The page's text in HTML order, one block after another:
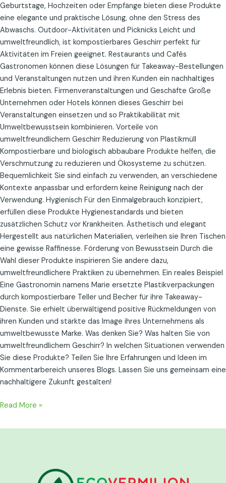
Geburtstage, Hochzeiten oder Empfänge bieten diese Produkte
eine elegante und praktische Lösung, ohne den Stress des
Abwaschs. Outdoor-Aktivitäten und Picknicks Leicht und
umweltfreundlich, ist kompostierbares Geschirr perfekt für
Aktivitäten im Freien geeignet. Restaurants und Cafés
Gastronomen können diese Lösungen für Takeaway-Bestellungen
und Veranstaltungen nutzen und ihren Kunden ein nachhaltiges
Erlebnis bieten. Firmenveranstaltungen und Geschäfte Große
Unternehmen oder Hotels können dieses Geschirr bei
Veranstaltungen einsetzen und so Praktikabilität mit
Umweltbewusstsein kombinieren. Vorteile von
umweltfreundlichem Geschirr Reduzierung von Plastikmüll
Kompostierbare und biologisch abbaubare Produkte helfen, die
Verschmutzung zu reduzieren und Ökosysteme zu schützen.
Bequemlichkeit Sie sind einfach zu verwenden, an verschiedene
Kontexte anpassbar und erfordern keine Reinigung nach der
Verwendung. Hygienisch Für den Einmalgebrauch konzipiert,
erfüllen diese Produkte Hygienestandards und bieten
zusätzlichen Schutz vor Krankheiten. Ästhetisch und elegant
Hergestellt aus natürlichen Materialien, verleihen sie Ihren Tischen
eine gewisse Raffinesse. Förderung von Bewusstsein Durch die
Wahl dieser Produkte inspirieren Sie andere dazu,
umweltfreundlichere Praktiken zu übernehmen. Ein reales Beispiel
Eine Gastronomin namens Marie ersetzte Plastikverpackungen
durch kompostierbare Teller und Becher für ihre Takeaway-
Dienste. Sie erhielt überwältigend positive Rückmeldungen von
ihren Kunden und stärkte das Image ihres Unternehmens als
umweltbewusste Marke. Was denken Sie? Was halten Sie von
umweltfreundlichem Geschirr? In welchen Situationen verwenden
Sie diese Produkte? Teilen Sie Ihre Erfahrungen und Ideen im
Kommentarbereich unseres Blogs. Lassen Sie uns gemeinsam eine
nachhaltigere Zukunft gestalten!
Read More »